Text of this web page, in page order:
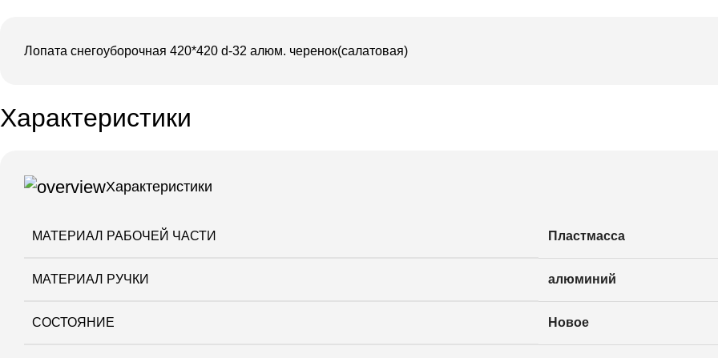
Лопата снегоуборочная 420*420 d-32 алюм. черенок(салатовая)
Характеристики
Характеристики
МАТЕРИАЛ РАБОЧЕЙ ЧАСТИ Пластмасса
МАТЕРИАЛ РУЧКИ алюминий
СОСТОЯНИЕ Новое